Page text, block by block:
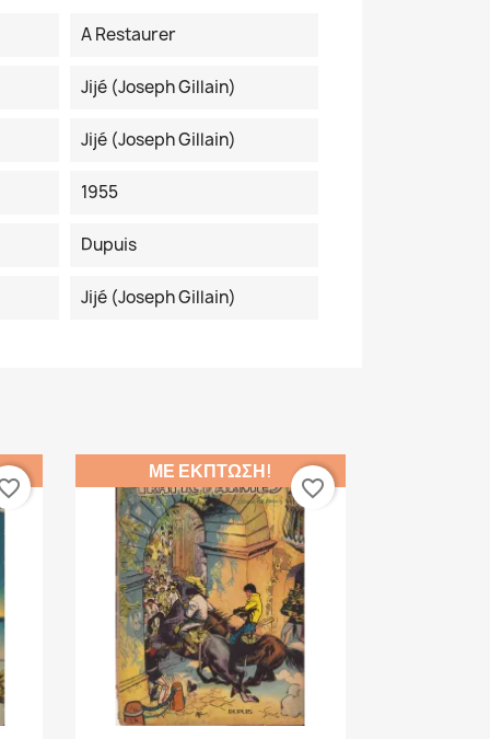
A Restaurer
Jijé (Joseph Gillain)
Jijé (Joseph Gillain)
1955
Dupuis
Jijé (Joseph Gillain)
ΜΕ ΈΚΠΤΩΣΗ!
favorite_border